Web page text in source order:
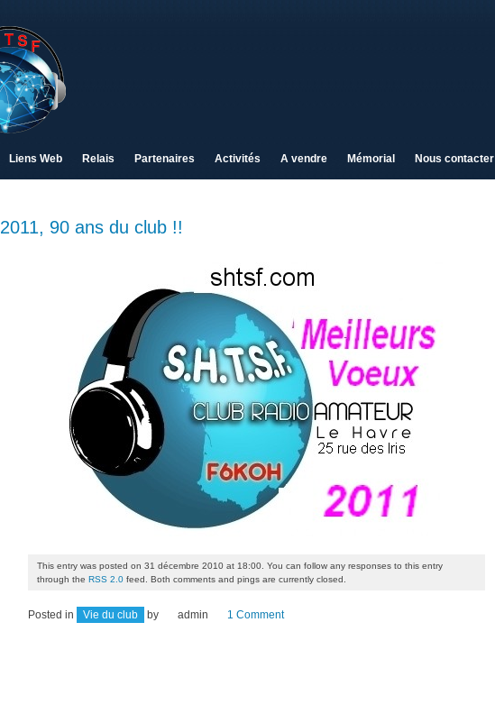
2011, 90 ans du club !!
This entry was posted on 31 décembre 2010 at 18:00. You can follow any responses to this entry
through the RSS 2.0 feed. Both comments and pings are currently closed.
Posted in Vie du club by admin 1 Comment
Liens Web Relais Partenaires Activités A vendre Mémorial Nous contacter